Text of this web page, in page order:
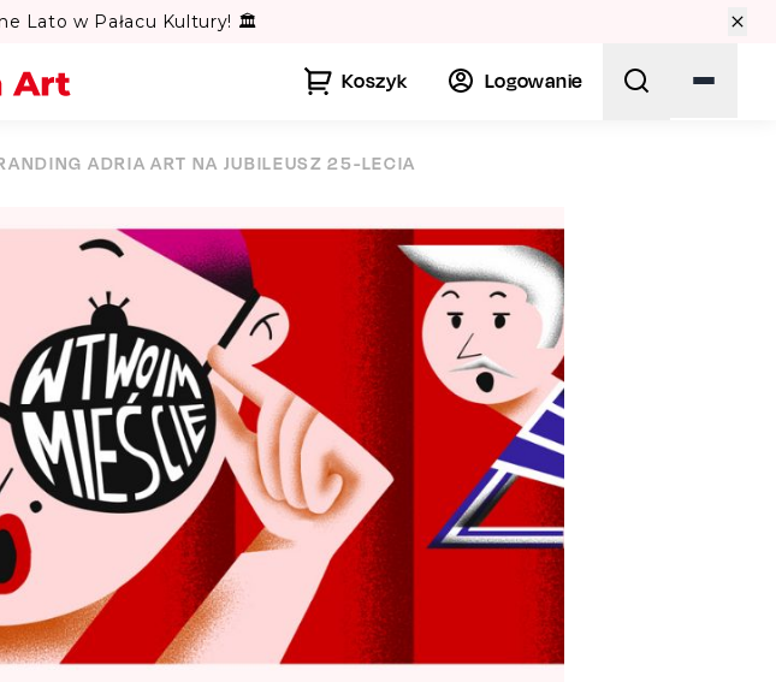
Lato w Pałacu Kultury! 🏛️
Koszyk Logowanie
Miasto
Kategoria
ADRIA ART NA JUBILEUSZ 25-LECIA